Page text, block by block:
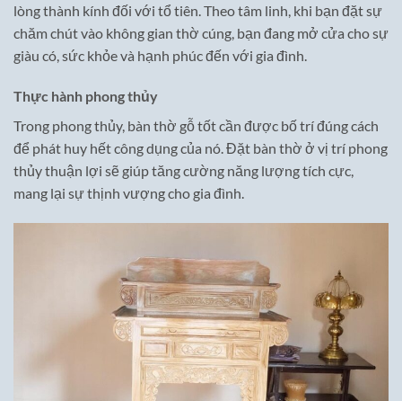
lòng thành kính đối với tổ tiên. Theo tâm linh, khi bạn đặt sự
chăm chút vào không gian thờ cúng, bạn đang mở cửa cho sự
giàu có, sức khỏe và hạnh phúc đến với gia đình.
Thực hành phong thủy
Trong phong thủy, bàn thờ gỗ tốt cần được bố trí đúng cách
để phát huy hết công dụng của nó. Đặt bàn thờ ở vị trí phong
thủy thuận lợi sẽ giúp tăng cường năng lượng tích cực,
mang lại sự thịnh vượng cho gia đình.